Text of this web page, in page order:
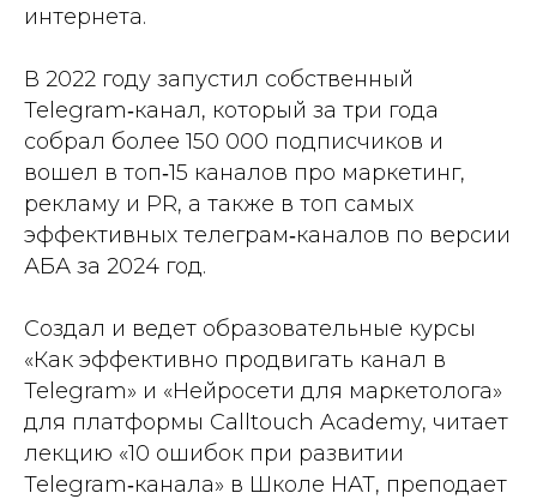
интернета.
В 2022 году запустил собственный
Telegram‑канал, который за три года
собрал более 150 000 подписчиков и
вошел в топ‑15 каналов про маркетинг,
рекламу и PR, а также в топ самых
эффективных телеграм‑каналов по версии
АБА за 2024 год.
Создал и ведет образовательные курсы
«Как эффективно продвигать канал в
Telegram» и «Нейросети для маркетолога»
для платформы Calltouch Academy, читает
лекцию «10 ошибок при развитии
Telegram‑канала» в Школе НАТ, преподает